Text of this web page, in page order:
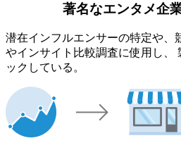
著名なエンタメ企
潜在インフルエンサーの特定や、
やインサイト比較調査に使用し、
ックしている。